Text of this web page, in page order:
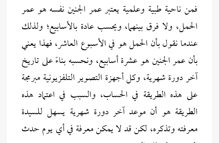
فمن ناحية طبية وعلمية يعتبر عمر الجنين نفسه هو عمر
الحمل، ولا فرق بينهما، ويحسب عادة بالأسابيع؛ ولذلك
عندما نقول بأن الحمل هو في الأسبوع العاشر، فهذا يعني
بأن عمر الجنين هو عشرة أسابيع، ونحسبه بناءً على تاريخ
آخر دورة شهرية، وكل أجهزة التصوير التلفزيونية مبرمجة
على هذه الطريقة في الحساب، والسبب في اعتماد هذه
الطريقة هو أن موعد آخر دورة شهرية يسهل للسيدة
معرفته وتذكره، لكن قد لا يمكن معرفة في أي يوم حدث